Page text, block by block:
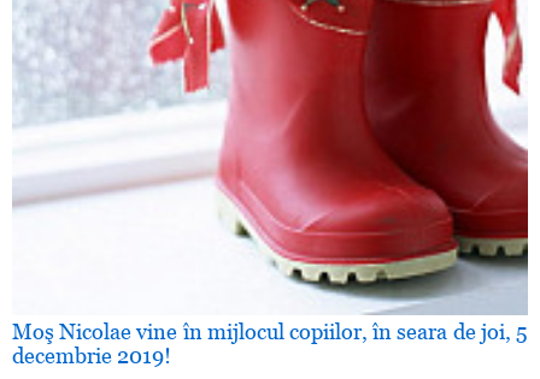
Moş Nicolae vine în mijlocul copiilor, în seara de joi, 5
decembrie 2019!